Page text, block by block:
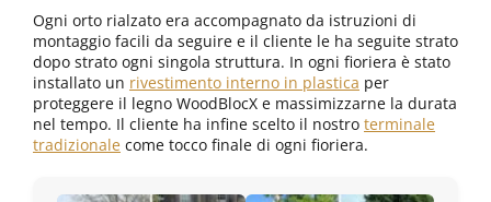
Ogni orto rialzato era accompagnato da istruzioni di
montaggio facili da seguire e il cliente le ha seguite strato
dopo strato ogni singola struttura. In ogni fioriera è stato
installato un rivestimento interno in plastica per
proteggere il legno WoodBlocX e massimizzarne la durata
nel tempo. Il cliente ha infine scelto il nostro terminale
tradizionale come tocco finale di ogni fioriera.